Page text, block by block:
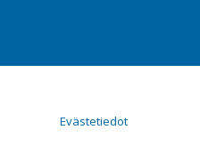
Evästetiedot